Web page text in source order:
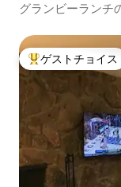
グランビーランチ
大好評のゲストチ
ゲストチョイス